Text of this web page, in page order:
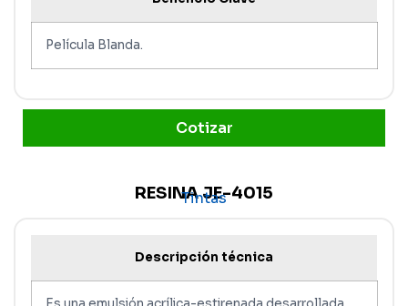
Película Blanda.
Cotizar
RESINA JE-4015
Tintas
Descripción técnica